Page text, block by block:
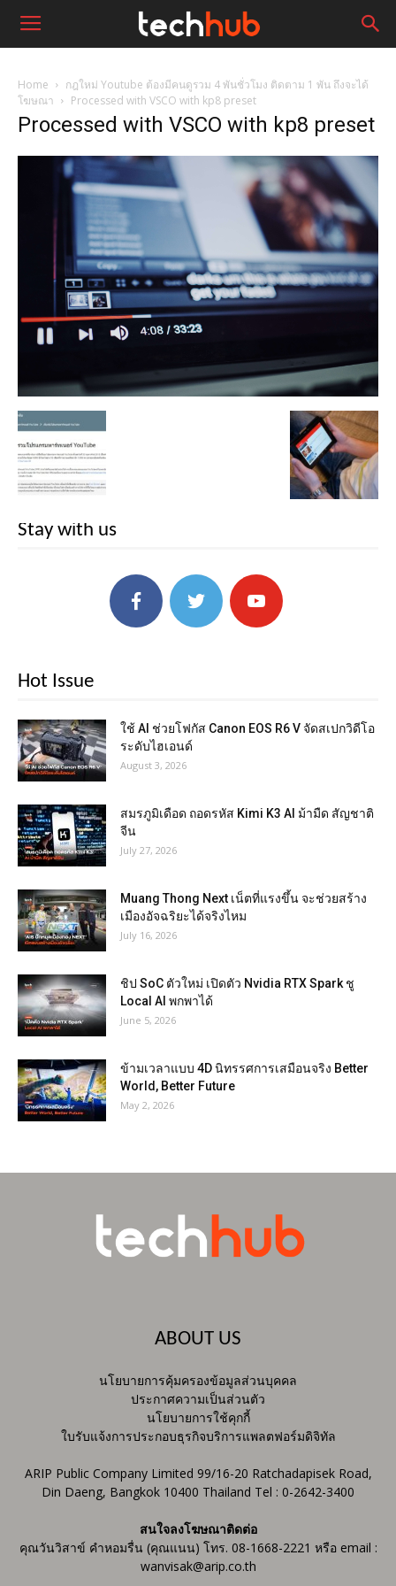
Home
กฎใหม่ Youtube ต้องมีคนดูรวม 4 พันชั่วโมง ติดตาม 1 พัน ถึงจะได้
โฆษณา
Processed with VSCO with kp8 preset
Processed with VSCO with kp8 preset
Stay with us
Hot Issue
ใช้ AI ช่วยโฟกัส Canon EOS R6 V จัดสเปกวิดีโอ
ระดับไฮเอนด์
August 3, 2026
สมรภูมิเดือด ถอดรหัส Kimi K3 AI ม้ามืด สัญชาติ
จีน
July 27, 2026
Muang Thong Next เน็ตที่แรงขึ้น จะช่วยสร้าง
เมืองอัจฉริยะได้จริงไหม
July 16, 2026
ชิป SoC ตัวใหม่ เปิดตัว Nvidia RTX Spark ชู
Local AI พกพาได้
June 5, 2026
ข้ามเวลาแบบ 4D นิทรรศการเสมือนจริง Better
World, Better Future
May 2, 2026
ABOUT US
นโยบายการคุ้มครองข้อมูลส่วนบุคคล
ประกาศความเป็นส่วนตัว
นโยบายการใช้คุกกี้
ใบรับแจ้งการประกอบธุรกิจบริการแพลตฟอร์มดิจิทัล
ARIP Public Company Limited 99/16-20 Ratchadapisek Road,
Din Daeng, Bangkok 10400 Thailand Tel : 0-2642-3400
สนใจลงโฆษณาติดต่อ
คุณวันวิสาข์ คำหอมรื่น (คุณแนน) โทร. 08-1668-2221 หรือ email :
wanvisak@arip.co.th